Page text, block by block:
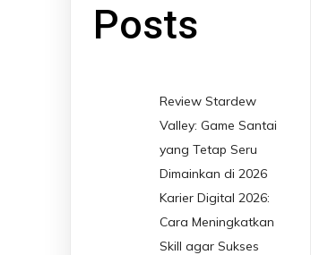
Posts
Review Stardew
Valley: Game Santai
yang Tetap Seru
Dimainkan di 2026
Karier Digital 2026:
Cara Meningkatkan
Skill agar Sukses